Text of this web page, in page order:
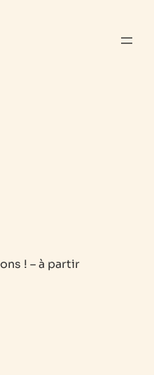
! – à partir